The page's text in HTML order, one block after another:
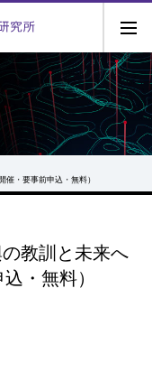
・要事前申込・無料）
教訓と未来へ
・無料）